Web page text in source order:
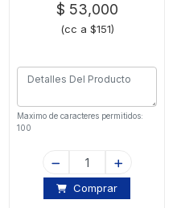
$ 53,000
(cc a $151)
Maximo de caracteres permitidos:
100
Comprar